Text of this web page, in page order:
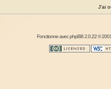
J'ai
Fonctionne avecphpBB2.0.22 ©